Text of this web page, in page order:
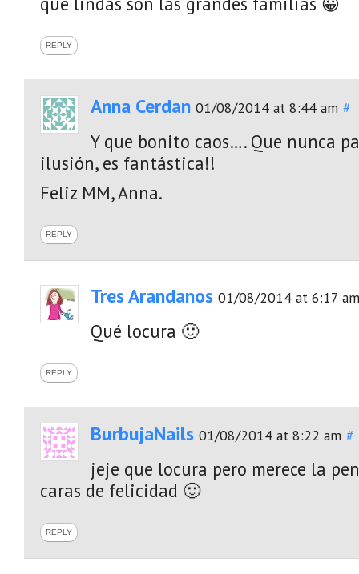
REPLY
Anna Cerdan 01/08/2014 at 8:44 am #
Y que bonito caos…. Que nunca
ilusión, es fantástica!!
Feliz MM, Anna.
REPLY
Tres Arandanos 01/08/2014 at 6:17 am
Qué locura 🙂
REPLY
BurbujaNails 01/08/2014 at 8:22 am #
jeje que locura pero merece la
caras de felicidad 🙂
REPLY